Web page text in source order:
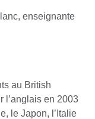
au British
l’anglais en 2003
le Japon, l’Italie